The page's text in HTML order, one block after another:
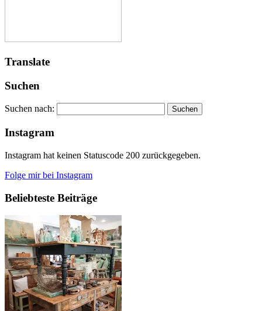
Translate
Suchen
Suchen nach:
Instagram
Instagram hat keinen Statuscode 200 zurückgegeben.
Folge mir bei Instagram
Beliebteste Beiträge